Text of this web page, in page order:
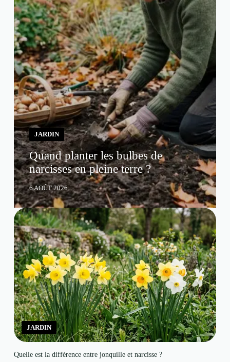
JARDIN
Quand planter les bulbes de
narcisses en pleine terre ?
6 AOÛT 2026
JARDIN
Quelle est la différence entre jonquille et narcisse ?